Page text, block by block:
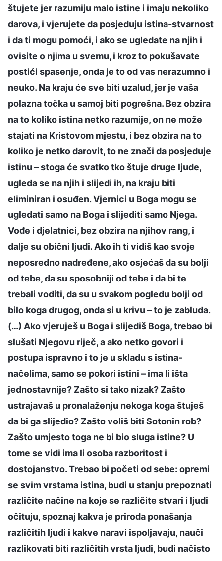
štujete jer razumiju malo istine i imaju nekoliko
darova, i vjerujete da posjeduju istina-stvarnost
i da ti mogu pomoći, i ako se ugledate na njih i
ovisite o njima u svemu, i kroz to pokušavate
postići spasenje, onda je to od vas nerazumno i
neuko. Na kraju će sve biti uzalud, jer je vaša
polazna točka u samoj biti pogrešna. Bez obzira
na to koliko istina netko razumije, on ne može
stajati na Kristovom mjestu, i bez obzira na to
koliko je netko darovit, to ne znači da posjeduje
istinu – stoga će svatko tko štuje druge ljude,
ugleda se na njih i slijedi ih, na kraju biti
eliminiran i osuđen. Vjernici u Boga mogu se
ugledati samo na Boga i slijediti samo Njega.
Vođe i djelatnici, bez obzira na njihov rang, i
dalje su obični ljudi. Ako ih ti vidiš kao svoje
neposredno nadređene, ako osjećaš da su bolji
od tebe, da su sposobniji od tebe i da bi te
trebali voditi, da su u svakom pogledu bolji od
bilo koga drugog, onda si u krivu – to je zabluda.
(…) Ako vjeruješ u Boga i slijediš Boga, trebao bi
slušati Njegovu riječ, a ako netko govori i
postupa ispravno i to je u skladu s istina-
načelima, samo se pokori istini – ima li išta
jednostavnije? Zašto si tako nizak? Zašto
ustrajavaš u pronalaženju nekoga koga štuješ
da bi ga slijedio? Zašto voliš biti Sotonin rob?
Zašto umjesto toga ne bi bio sluga istine? U
tome se vidi ima li osoba razboritost i
dostojanstvo. Trebao bi početi od sebe: opremi
se svim vrstama istina, budi u stanju prepoznati
različite načine na koje se različite stvari i ljudi
očituju, spoznaj kakva je priroda ponašanja
različitih ljudi i kakve naravi ispoljavaju, nauči
razlikovati biti različitih vrsta ljudi, budi načisto